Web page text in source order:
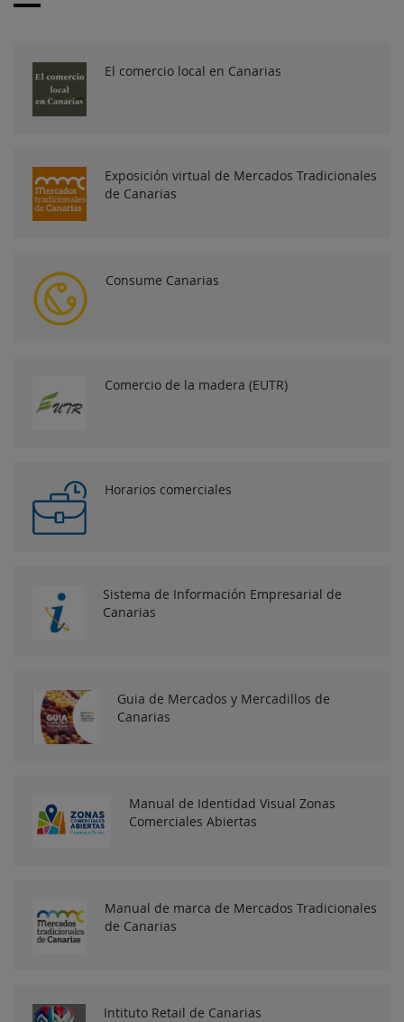
El comercio local en Canarias
Exposición virtual de Mercados Tradicionales
de Canarias
Consume Canarias
Comercio de la madera (EUTR)
Horarios comerciales
Sistema de Información Empresarial de
Canarias
Guia de Mercados y Mercadillos de
Canarias
Manual de Identidad Visual Zonas
Comerciales Abiertas
Manual de marca de Mercados Tradicionales
de Canarias
Intituto Retail de Canarias